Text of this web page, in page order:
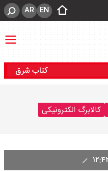
EN
AR
کتاب شرق
کالابرگ الکترونیکی